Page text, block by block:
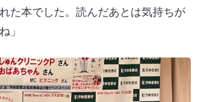
た本でした。読んだあとは気持ちが
」